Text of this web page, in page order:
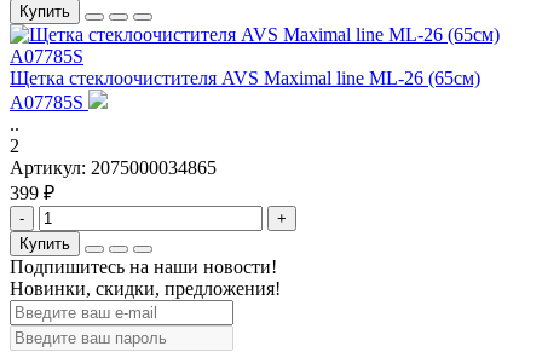
Купить
Щетка стеклоочистителя AVS Maximal line ML-26 (65см)
A07785S
..
2
Артикул: 2075000034865
399 ₽
-
+
Купить
Подпишитесь на наши новости!
Новинки, скидки, предложения!